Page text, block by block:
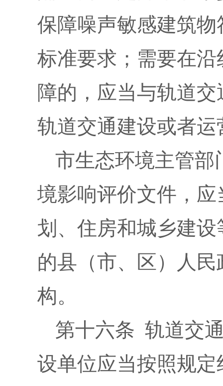
保障噪声敏感建筑
标准要求；需要在
障的，应当与轨道
轨道交通建设或者
市生态环境主管部
境影响评价文件，
划、住房和城乡建
的县（市、区）人
构。
第十六条 轨道交
设单位应当按照规